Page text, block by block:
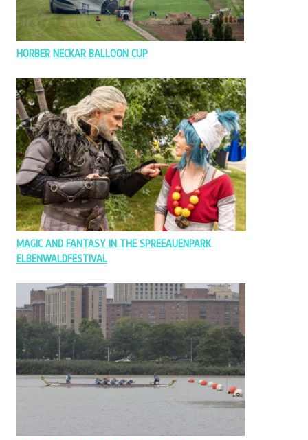
HORBER NECKAR BALLOON CUP
MAGIC AND FANTASY IN THE SPREEAUENPARK
ELBENWALDFESTIVAL